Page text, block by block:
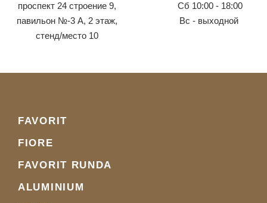
проспект 24 строение 9,
павильон №-3 А, 2 этаж,
стенд/место 10
Сб 10:00 - 18:00
Вс - выходной
FAVORIT
FIORE
FAVORIT RUNDA
ALUMINIUM